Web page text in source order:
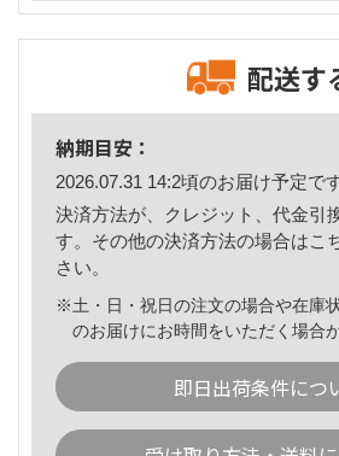
配送す
納期目安：
2026.07.31 14:2頃のお届け予定です
決済方法が、クレジット、代金引
す。その他の決済方法の場合はこ
さい。
※土・日・祝日の注文の場合や在庫
のお届けにお時間をいただく場合
即日出荷条件につ